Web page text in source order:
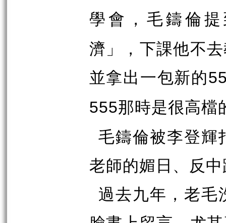
學會，毛鑄倫
濟」，下課他不
並拿出一包新的
555那時是很高檔
毛鑄倫被李登輝
老師的媚日、反
過去九年，老毛